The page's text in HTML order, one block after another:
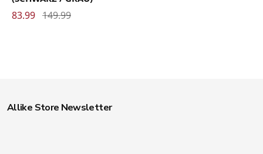
83.99 149.99
Allike Store Newsletter